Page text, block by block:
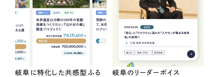
岐阜に特化した共感型ふる
岐阜のリーダーボイス